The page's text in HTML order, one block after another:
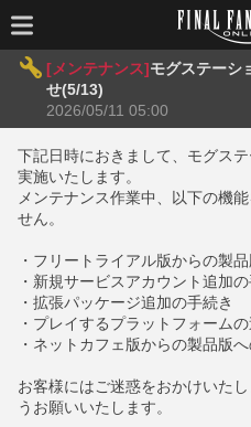
[メンテナンス]モグステーシ
せ(5/13)
2026/05/11 05:00
下記日時におきまして、モグス
実施いたします。
メンテナンス作業中、以下の機
せん。
・フリートライアル版からの製
・新規サービスアカウント追加の
・拡張パッケージ追加の手続き
・プレイするプラットフォーム
・ネットカフェ版からの製品版
お客様にはご迷惑をおかけいた
うお願いいたします。